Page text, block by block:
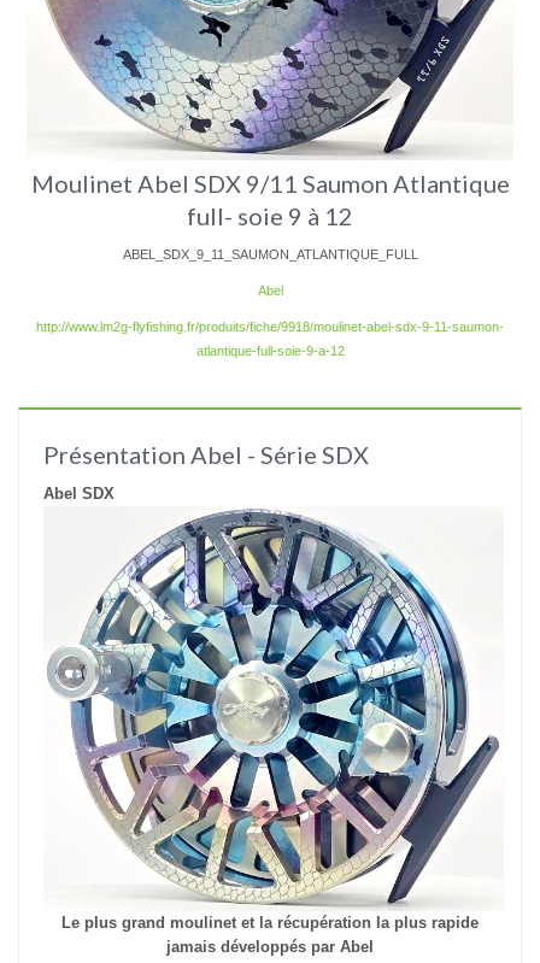
Moulinet Abel SDX 9/11 Saumon Atlantique
full- soie 9 à 12
ABEL_SDX_9_11_SAUMON_ATLANTIQUE_FULL
Abel
http://www.lm2g-flyfishing.fr/produits/fiche/9918/moulinet-abel-sdx-9-11-saumon-
atlantique-full-soie-9-a-12
Présentation Abel - Série SDX
Abel SDX
Le plus grand moulinet et la récupération la plus rapide
jamais développés par Abel